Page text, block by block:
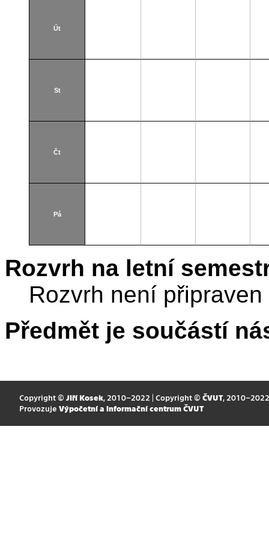
Út
St
Čt
Pá
Rozvrh na letní
Rozvrh není připraven
Předmět je součástí
Copyright © Jiří Kosek, 2010–2022 | Copyright © ČVUT, 2010–2022
Provozuje Výpočetní a informační centrum ČVUT